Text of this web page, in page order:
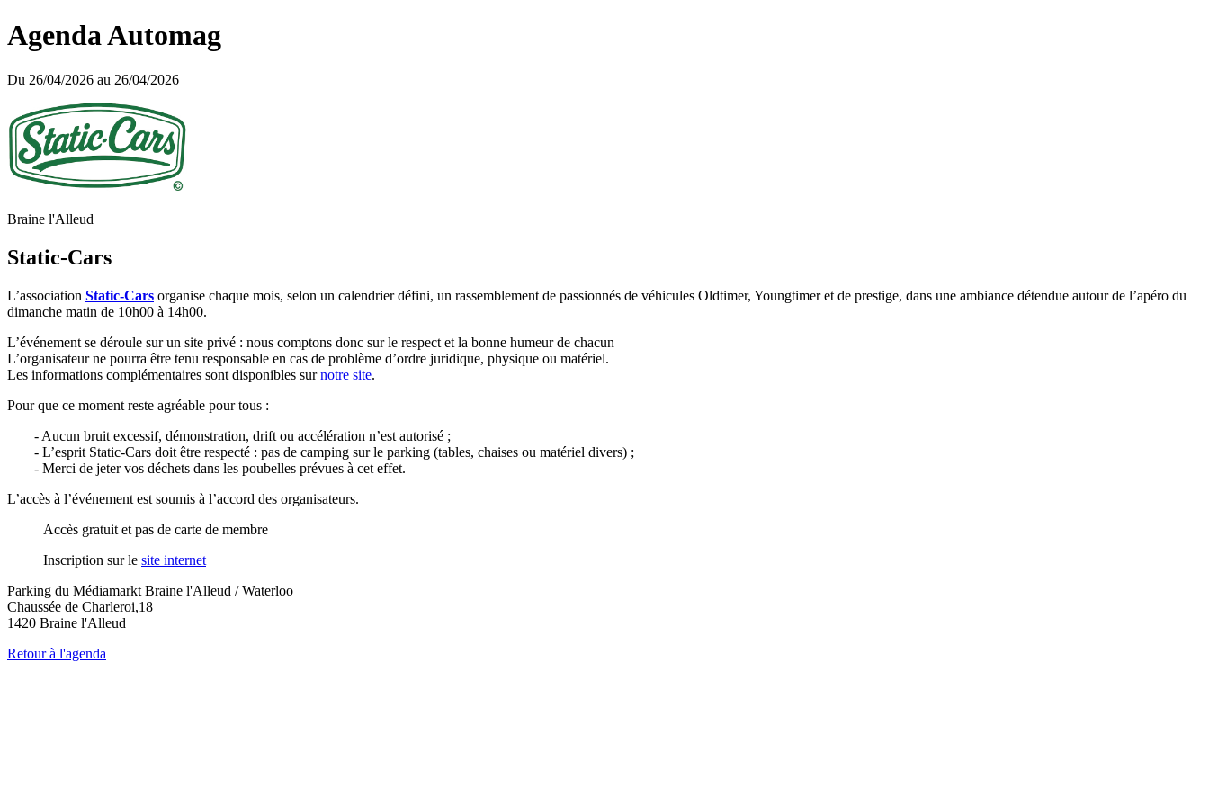
Agenda Automag
Du 26/04/2026 au 26/04/2026
Braine l'Alleud
Static-Cars
L’association Static-Cars organise chaque mois, selon un calendrier défini, un rassemblement de passionnés de véhicules Oldtimer, Youngtimer et de prestige, dans une ambiance détendue autour de l’apéro du
dimanche matin de 10h00 à 14h00.
L’événement se déroule sur un site privé : nous comptons donc sur le respect et la bonne humeur de chacun
L’organisateur ne pourra être tenu responsable en cas de problème d’ordre juridique, physique ou matériel.
Les informations complémentaires sont disponibles surnotre site.
Pour que ce moment reste agréable pour tous :
- Aucun bruit excessif, démonstration, drift ou accélération n’est autorisé ;
- L’esprit Static-Cars doit être respecté : pas de camping sur le parking (tables, chaises ou matériel divers) ;
- Merci de jeter vos déchets dans les poubelles prévues à cet effet.
L’accès à l’événement est soumis à l’accord des organisateurs.
Accès gratuit et pas de carte de membre
Inscription sur le site internet
Parking du Médiamarkt Braine l'Alleud / Waterloo
Chaussée de Charleroi,18
1420 Braine l'Alleud
Retour à l'agenda